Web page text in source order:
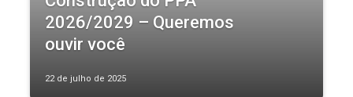
2026/2029 – Queremos
ouvir você
22 de julho de 2025